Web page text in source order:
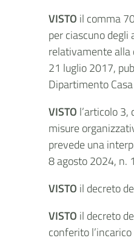
VISTO il comma
per ciascuno
relativamente alla
21 luglio 2017,
Dipartimento
VISTO l’articolo
misure
prevede una
8 agosto 2024, n.
VISTO il decreto
VISTO il decreto
conferito